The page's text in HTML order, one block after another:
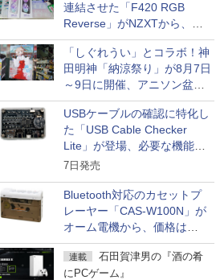
連結させた「F420 RGB
Reverse」がNZXTから、単
一フレーム採用
「しぐれうい」とコラボ！神
田明神「納涼祭り」が8月7日
～9日に開催、アニソン盆踊
りや屋台グルメなどもあり
USBケーブルの確認に特化し
た「USB Cable Checker
Lite」が登場、必要な機能を
凝縮しコンパクトに
7日発売
Bluetooth対応のカセットプ
レーヤー「CAS-W100N」が
オーム電機から、価格は
5,940円
連載
石田賀津男の『酒の肴
にPCゲーム』